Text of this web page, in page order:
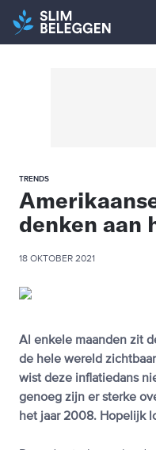
TRENDS
denken aan
18 OKTOBER 2021
Al enkele maanden zit
de hele wereld
wist deze inflatiedans
genoeg zijn er sterke
het jaar 2008. Hopelijk